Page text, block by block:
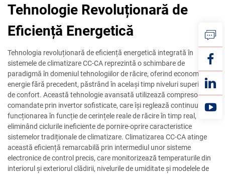
Tehnologie Revoluționară de
Eficiență Energetică
Tehnologia revoluționară de eficiență energetică integrată în
sistemele de climatizare CC-CA reprezintă o schimbare de
paradigmă în domeniul tehnologiilor de răcire, oferind economii de
energie fără precedent, păstrând în același timp niveluri superioare
de confort. Această tehnologie avansată utilizează compresoare
comandate prin invertor sofisticate, care își reglează continuu
funcționarea în funcție de cerințele reale de răcire în timp real,
eliminând ciclurile ineficiente de pornire-oprire caracteristice
sistemelor tradiționale de climatizare. Climatizarea CC-CA atinge
această eficiență remarcabilă prin intermediul unor sisteme
electronice de control precis, care monitorizează temperaturile din
interiorul și exteriorul clădirii, nivelurile de umiditate și modelele de